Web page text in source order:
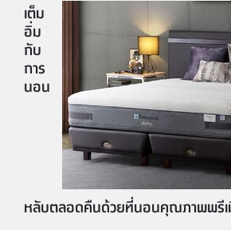
เต็ม
อิ่ม
กับ
การ
นอน
หลับตลอดคืนด้วยที่นอนคุณภาพพรี